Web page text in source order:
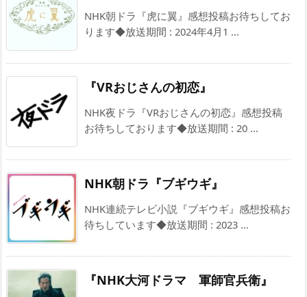
NHK朝ドラ『虎に翼』感想投稿お待ちしてお
ります◆放送期間 : 2024年4月1 ...
『VRおじさんの初恋』
NHK夜ドラ『VRおじさんの初恋』感想投稿
お待ちしております◆放送期間 : 20 ...
NHK朝ドラ『ブギウギ』
NHK連続テレビ小説『ブギウギ』感想投稿お
待ちしています◆放送期間 : 2023 ...
『NHK大河ドラマ 軍師官兵衛』